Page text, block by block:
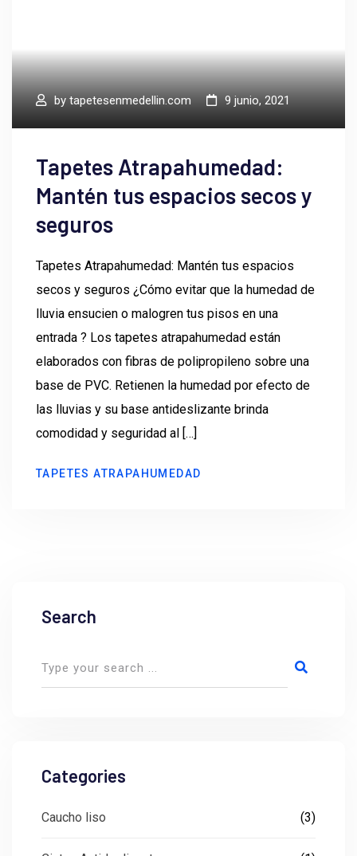
by tapetesenmedellin.com 9 junio, 2021
Tapetes Atrapahumedad:
Mantén tus espacios secos y
seguros
Tapetes Atrapahumedad: Mantén tus espacios
secos y seguros ¿Cómo evitar que la humedad de
lluvia ensucien o malogren tus pisos en una
entrada ? Los tapetes atrapahumedad están
elaborados con fibras de polipropileno sobre una
base de PVC. Retienen la humedad por efecto de
las lluvias y su base antideslizante brinda
comodidad y seguridad al […]
TAPETES ATRAPAHUMEDAD
Search
Categories
Caucho liso (3)